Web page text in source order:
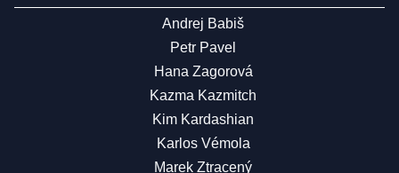
Andrej Babiš
Petr Pavel
Hana Zagorová
Kazma Kazmitch
Kim Kardashian
Karlos Vémola
Marek Ztracený